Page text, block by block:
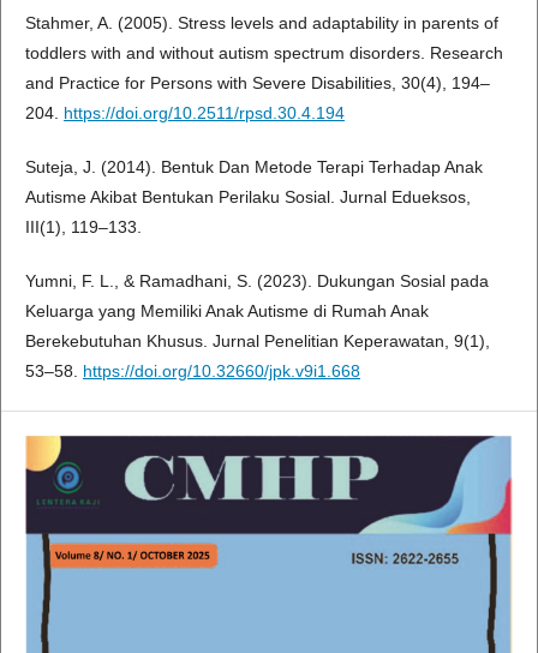
Stahmer, A. (2005). Stress levels and adaptability in parents of
toddlers with and without autism spectrum disorders. Research
and Practice for Persons with Severe Disabilities, 30(4), 194–
204. https://doi.org/10.2511/rpsd.30.4.194
Suteja, J. (2014). Bentuk Dan Metode Terapi Terhadap Anak
Autisme Akibat Bentukan Perilaku Sosial. Jurnal Edueksos,
III(1), 119–133.
Yumni, F. L., & Ramadhani, S. (2023). Dukungan Sosial pada
Keluarga yang Memiliki Anak Autisme di Rumah Anak
Berekebutuhan Khusus. Jurnal Penelitian Keperawatan, 9(1),
53–58. https://doi.org/10.32660/jpk.v9i1.668